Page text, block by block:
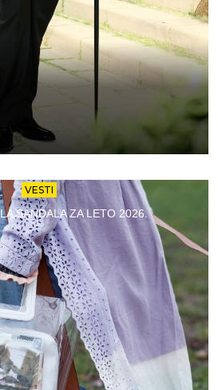
VESTI
SANDALA ZA LETO 2026.